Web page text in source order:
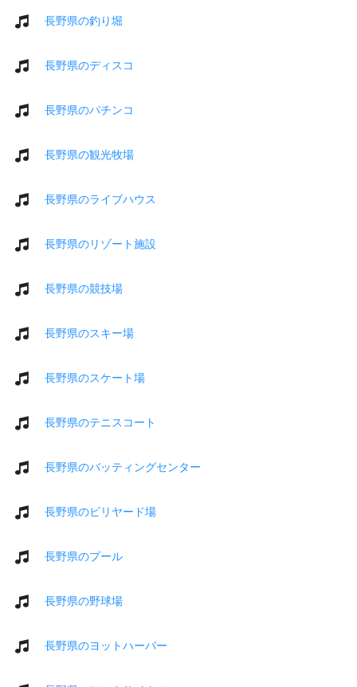
長野県の釣り堀
長野県のディスコ
長野県のパチンコ
長野県の観光牧場
長野県のライブハウス
長野県のリゾート施設
長野県の競技場
長野県のスキー場
長野県のスケート場
長野県のテニスコート
長野県のバッティングセンター
長野県のビリヤード場
長野県のプール
長野県の野球場
長野県のヨットハーバー